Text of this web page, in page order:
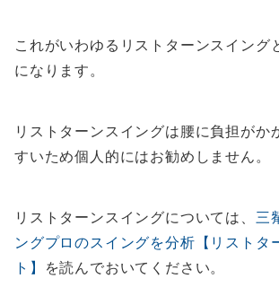
これがいわゆるリストターンスイング
になります。
リストターンスイングは腰に負担がか
すいため個人的にはお勧めしません。
リストターンスイングについては、 三
ングプロのスイングを分析【リストタ
ト】
を読んでおいてください。